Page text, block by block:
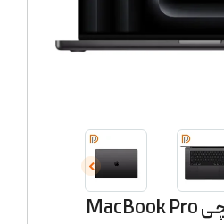
لپ تاپ اپل 16 اینچی MacBook Pro